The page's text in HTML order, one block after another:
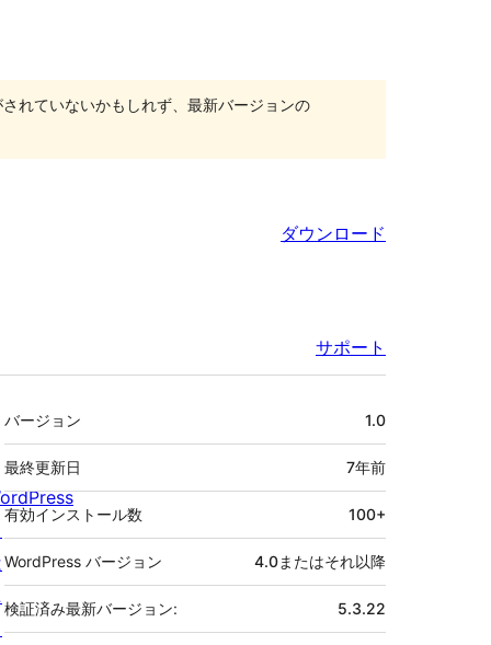
れていないかもしれず、最新バージョンの
ダウンロード
サポート
メ
タ
バージョン 1.0
最終更新日 7年前
有効インストール数 100+
WordPress バージョン 4.0またはそれ以降
検証済み最新バージョン: 5.3.22